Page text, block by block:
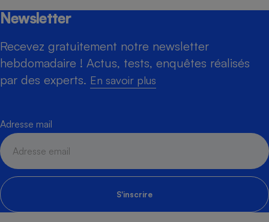
Newsletter
Recevez gratuitement notre newsletter
hebdomadaire ! Actus, tests, enquêtes réalisés
par des experts. En savoir plus
Adresse mail
S'inscrire